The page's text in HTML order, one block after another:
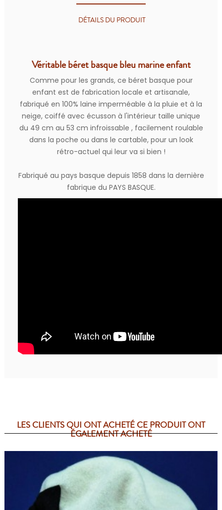
DÉTAILS DU PRODUIT
Véritable béret basque bleu marine enfant
Comme pour les grands, ce béret basque pour
enfant est de fabrication locale et artisanale,
fabriqué en 100% laine imperméable à la pluie et à la
neige, coiffé avec écusson à l'intérieur taille unique
du 49 cm au 53 cm infroissable , facilement roulable
dans la poche ou dans le cartable, pour un look
rétro-actuel qui leur va si bien !
Fabriqué au pays basque depuis 1858 dans la dernière
fabrique du PAYS BASQUE.
LES CLIENTS QUI ONT ACHETÉ CE PRODUIT ONT
ÉGALEMENT ACHETÉ